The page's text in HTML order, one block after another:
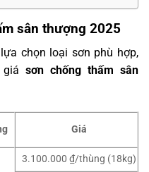
sân thượng 2025
chọn loại sơn phù hợp,
giásơn chống thấm sân
Giá
3.100.000 ₫/thùng (18kg)